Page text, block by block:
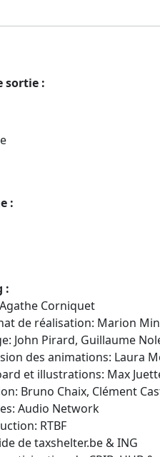
sortie :
:
:
Corniquet
de réalisation: Marion
John Pirard, Guillaume
des animations: Laura
et illustrations: Max
Bruno Chaix, Clément
Audio Network
RTBF
de taxshelter.be & ING